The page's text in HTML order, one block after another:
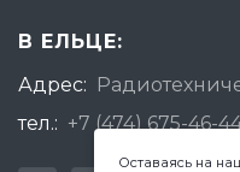
В ЕЛЬЦЕ:
Адрес:
тел.: +7 (474) 675-46-
Оставаясь на